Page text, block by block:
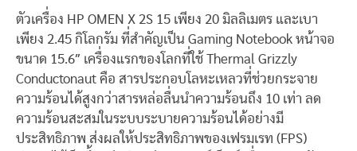
ตัวเครื่อง HP OMEN X 2S 15 เพียง 20 มิลลิเมตร และเบา
เพียง 2.45 กิโลกรัม ที่สำคัญเป็น Gaming Notebook หน้าจอ
ขนาด 15.6″ เครื่องแรกของโลกที่ใช้ Thermal Grizzly
Conductonaut คือ สารประกอบโลหะเหลวที่ช่วยกระจาย
ความร้อนได้สูงกว่าสารหล่อลื่นนำความร้อนถึง 10 เท่า ลด
ความร้อนสะสมในระบบระบายความร้อนได้อย่างมี
ประสิทธิภาพ ส่งผลให้ประสิทธิภาพของเฟรมเรท (FPS)